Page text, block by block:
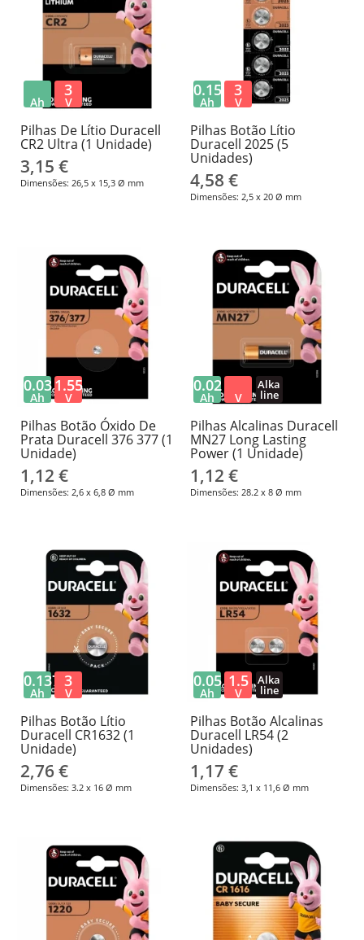
Pilhas De Lítio Duracell
CR2 Ultra (1 Unidade)
3,15 €
Dimensões: 26,5 x 15,3 Ø mm
Ah
3
V
Pilhas Botão Lítio
Duracell 2025 (5
Unidades)
4,58 €
Dimensões: 2,5 x 20 Ø mm
0.15
Ah
3
V
Pilhas Botão Óxido De
Prata Duracell 376 377 (1
Unidade)
1,12 €
Dimensões: 2,6 x 6,8 Ø mm
0.03
Ah
1.55
V
Pilhas Alcalinas Duracell
MN27 Long Lasting
Power (1 Unidade)
1,12 €
Dimensões: 28.2 x 8 Ø mm
0.02
Ah V
Alka
line
Pilhas Botão Lítio
Duracell CR1632 (1
Unidade)
2,76 €
Dimensões: 3.2 x 16 Ø mm
0.137
Ah
3
V
Pilhas Botão Alcalinas
Duracell LR54 (2
Unidades)
1,17 €
Dimensões: 3,1 x 11,6 Ø mm
0.05
Ah
1.5
V
Alka
line